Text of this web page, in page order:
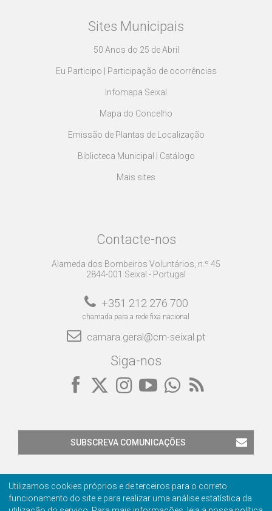
Sites Municipais
50 Anos do 25 de Abril
Eu Participo | Participação de ocorrências
Infomapa Seixal
Mapa do Concelho
Emissão de Plantas de Localização
Biblioteca Municipal | Catálogo
Mais sites
Contacte-nos
Alameda dos Bombeiros Voluntários, n.º 45
2844-001 Seixal - Portugal
+351 212 276 700
chamada para a rede fixa nacional
camara.geral@cm-seixal.pt
Siga-nos
SUBSCREVA COMUNICAÇÕES
Utilizamos cookies próprios e de terceiros para o correto
funcionamento do site e para realizar uma análise estatística da